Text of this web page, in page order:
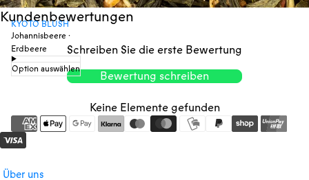
KYOTO BLUSH
Johannisbeere ·
Erdbeere
Option auswählen
Kundenbewertungen
Schreiben Sie die erste Bewertung
Bewertung schreiben
Keine Elemente gefunden
Über uns